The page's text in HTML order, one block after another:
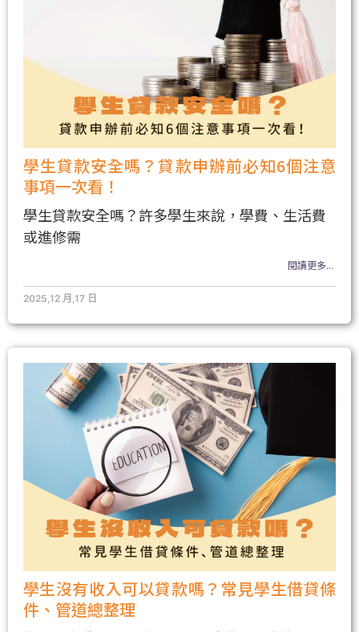
學生貸款安全嗎？貸款申辦前必知6個注意
事項一次看！
學生貸款安全嗎？許多學生來說，學費、生活費
或進修需
閱讀更多...
2025,12 月,17 日
學生沒有收入可以貸款嗎？常見學生借貸條
件、管道總整理